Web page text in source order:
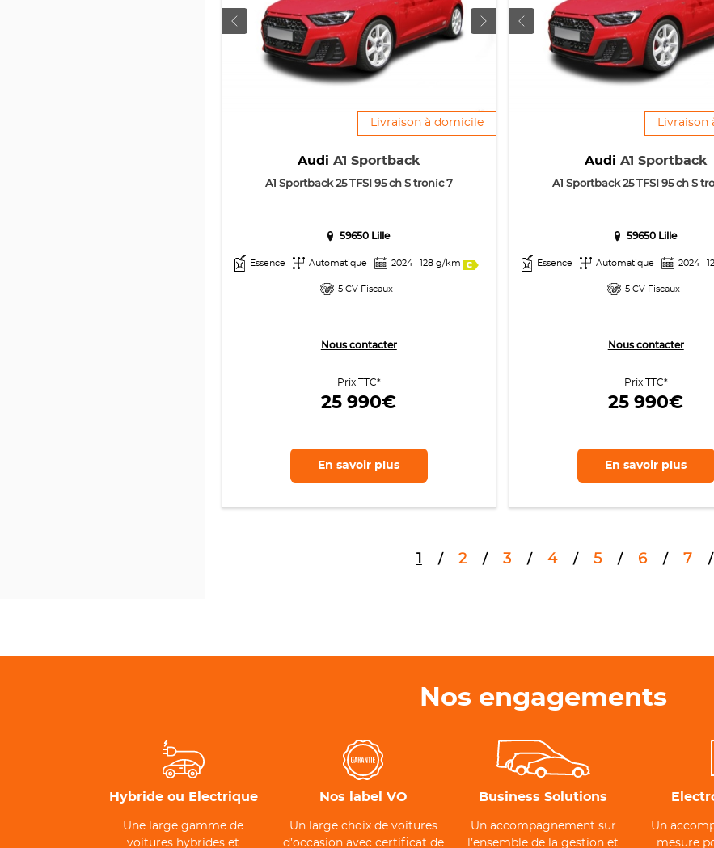
Livraison à domicile
Audi A1 Sportback
A1 Sportback 25 TFSI 95 ch S tronic 7
59650 Lille
Essence Automatique 2024 128 g/km
5 CV Fiscaux
Nous contacter
Prix TTC*
25 990€
En savoir plus
Livraison
Audi A1 Sportback
A1 Sportback 25 TFSI 95 ch S
59650 Lille
Essence Automatique 2024
5 CV Fiscaux
Nous contacter
Prix TTC*
25 990€
En savoir plus
2 3 4 5 6 7
Nos engagements
Hybride ou Electrique
Une large gamme de
voitures hybrides et
Nos label VO
Un large choix de voitures
d’occasion avec certificat de
Business Solutions
Un accompagnement sur
l’ensemble de la gestion et
Un
mesure